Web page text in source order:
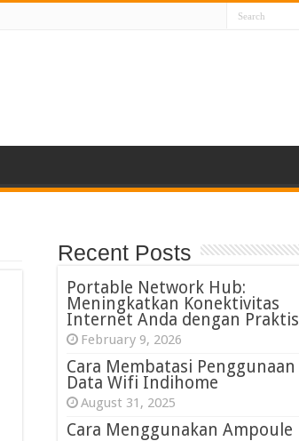
Recent Posts
Portable Network Hub:
Meningkatkan Konektivitas
Internet Anda dengan Praktis
February 9, 2026
Cara Membatasi Penggunaan
Data Wifi Indihome
August 31, 2025
Cara Menggunakan Ampoule